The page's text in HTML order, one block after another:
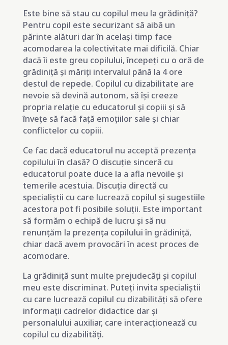
Este bine să stau cu copilul meu la grădiniță?
Pentru copil este securizant să aibă un
părinte alături dar în același timp face
acomodarea la colectivitate mai dificilă. Chiar
dacă îi este greu copilului, începeți cu o oră de
grădiniță și măriți intervalul până la 4 ore
destul de repede. Copilul cu dizabilitate are
nevoie să devină autonom, să își creeze
propria relație cu educatorul și copiii și să
învețe să facă față emoțiilor sale și chiar
conflictelor cu copiii.
Ce fac dacă educatorul nu acceptă prezența
copilului în clasă? O discuție sinceră cu
educatorul poate duce la a afla nevoile și
temerile acestuia. Discuția directă cu
specialiștii cu care lucrează copilul și sugestiile
acestora pot fi posibile soluții. Este important
să formăm o echipă de lucru și să nu
renunțăm la prezența copilului în grădiniță,
chiar dacă avem provocări în acest proces de
acomodare.
La grădiniță sunt multe prejudecăți și copilul
meu este discriminat. Puteți invita specialiștii
cu care lucrează copilul cu dizabilități să ofere
informații cadrelor didactice dar și
personalului auxiliar, care interacționează cu
copilul cu dizabilități.